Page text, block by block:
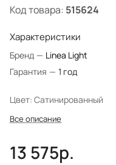
Код товара: 515624
Характеристики
Бренд — Linea Light
Гарантия — 1 год
Цвет: Сатинированный
Все описание
13 575р.